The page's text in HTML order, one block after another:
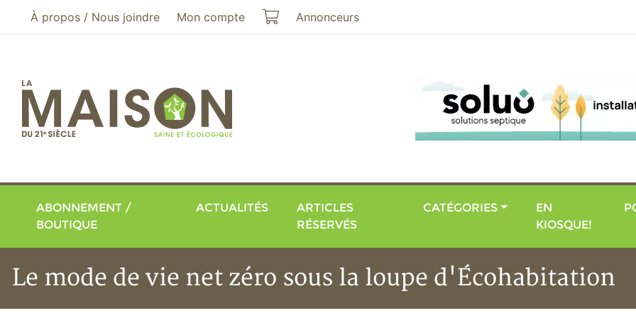
Aller au menu principal
Aller au contenu principal
À propos / Nous joindre Mon compte Mon panier
Annonceurs
ABONNEMENT /
BOUTIQUE
ACTUALITÉS
ARTICLES
RÉSERVÉS
CATÉGORIES
EN
KIOSQUE!
Le mode de vie net zéro sous la loupe d'Écohabitation